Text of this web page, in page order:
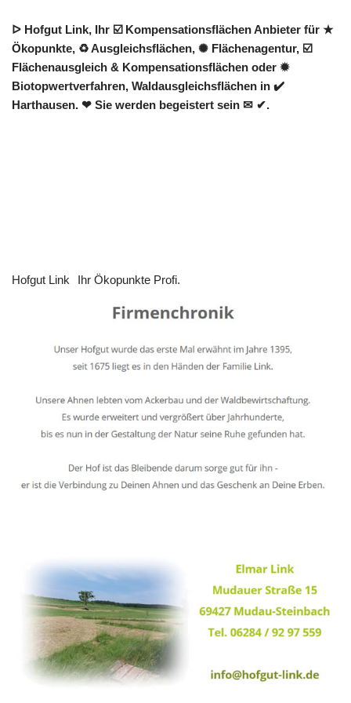
ᐅ Hofgut Link, Ihr ☑️ Kompensationsflächen Anbieter für ★
Ökopunkte, ♻ Ausgleichsflächen, ✺ Flächenagentur, ☑️
Flächenausgleich & Kompensationsflächen oder ✹
Biotopwertverfahren, Waldausgleichsflächen in ✔️
Harthausen. ❤ Sie werden begeistert sein ✉ ✔.
Hofgut Link Ihr Ökopunkte Profi.